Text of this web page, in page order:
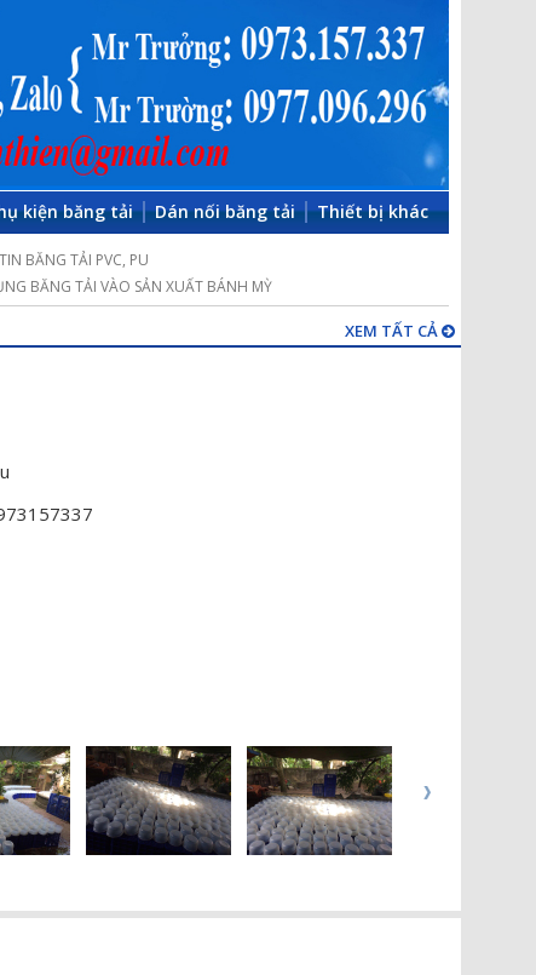
kiện băng tải Dán nối băng tải Thiết bị khác
BĂNG TẢI PVC, PU
BĂNG TẢI VÀO SẢN XUẤT BÁNH MỲ
XEM TẤT CẢ